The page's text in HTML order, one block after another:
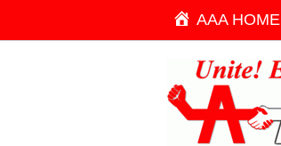
AAA Menu
AAA HOME